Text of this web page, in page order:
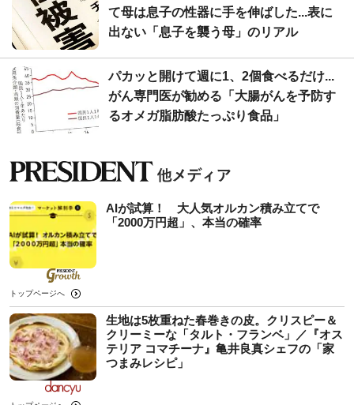
て母は息子の性器に手を伸ばした...表に
出ない「息子を襲う母」のリアル
パカッと開けて週に1、2個食べるだけ...
がん専門医が勧める「大腸がんを予防す
るオメガ脂肪酸たっぷり食品」
AIが試算！ 大人気オルカン積み立てで
「2000万円超」、本当の確率
トップページへ
生地は5枚重ねた春巻きの皮。クリスピー＆
クリーミーな「タルト・フランベ」／『オス
テリア コマチーナ』亀井良真シェフの「家
つまみレシピ」